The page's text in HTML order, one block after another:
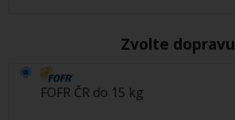
Zvolte dopravu
FOFR ČR do 15 kg